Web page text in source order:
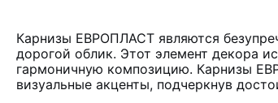
Карнизы ЕВРОПЛАСТ являются
дорогой облик. Этот элемент декора
гармоничную композицию. Карнизы
визуальные акценты, подчеркнув